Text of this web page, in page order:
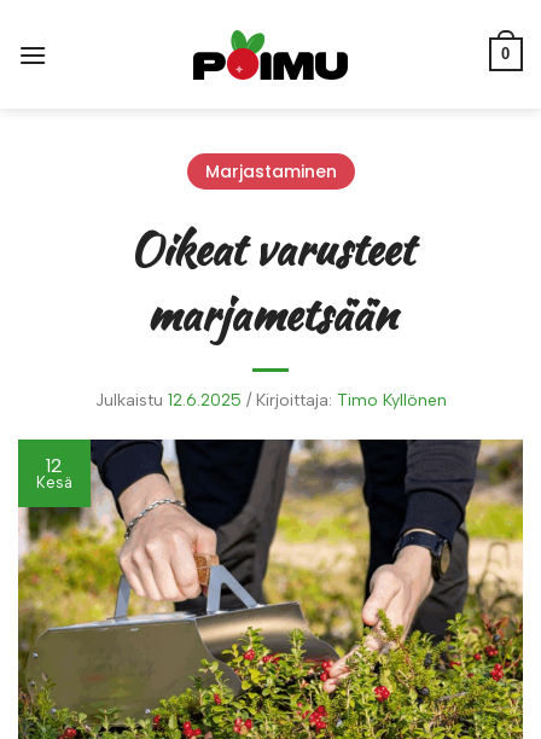
0
Marjastaminen
Oikeat varusteet
marjametsään
Julkaistu 12.6.2025 / Kirjoittaja: Timo Kyllönen
12
Kesä